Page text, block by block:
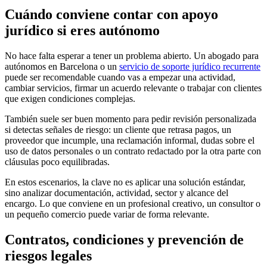
Cuándo conviene contar con apoyo
jurídico si eres autónomo
No hace falta esperar a tener un problema abierto. Un abogado para
autónomos en Barcelona o un servicio de soporte jurídico recurrente
puede ser recomendable cuando vas a empezar una actividad,
cambiar servicios, firmar un acuerdo relevante o trabajar con clientes
que exigen condiciones complejas.
También suele ser buen momento para pedir revisión personalizada
si detectas señales de riesgo: un cliente que retrasa pagos, un
proveedor que incumple, una reclamación informal, dudas sobre el
uso de datos personales o un contrato redactado por la otra parte con
cláusulas poco equilibradas.
En estos escenarios, la clave no es aplicar una solución estándar,
sino analizar documentación, actividad, sector y alcance del
encargo. Lo que conviene en un profesional creativo, un consultor o
un pequeño comercio puede variar de forma relevante.
Contratos, condiciones y prevención de
riesgos legales